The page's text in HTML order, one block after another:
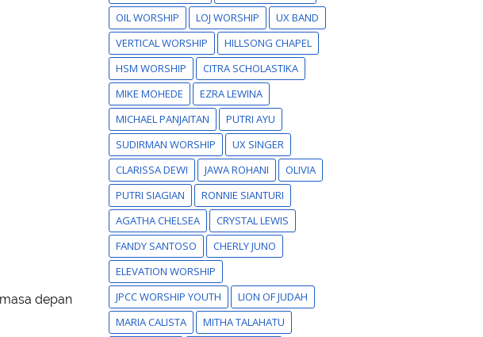
depan
OIL WORSHIP
LOJ WORSHIP
UX BAND
VERTICAL WORSHIP
HILLSONG CHAPEL
HSM WORSHIP
CITRA SCHOLASTIKA
MIKE MOHEDE
EZRA LEWINA
MICHAEL PANJAITAN
PUTRI AYU
SUDIRMAN WORSHIP
UX SINGER
CLARISSA DEWI
JAWA ROHANI
OLIVIA
PUTRI SIAGIAN
RONNIE SIANTURI
AGATHA CHELSEA
CRYSTAL LEWIS
FANDY SANTOSO
CHERLY JUNO
ELEVATION WORSHIP
JPCC WORSHIP YOUTH
LION OF JUDAH
MARIA CALISTA
MITHA TALAHATU